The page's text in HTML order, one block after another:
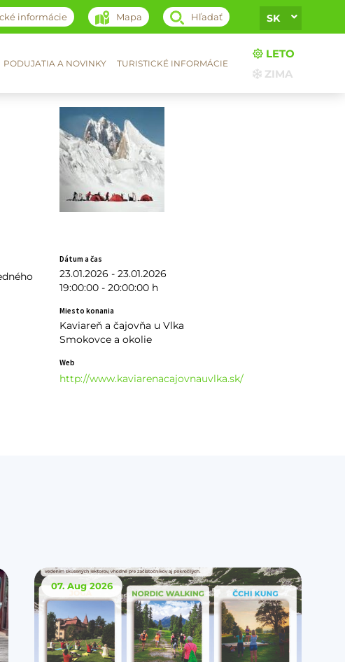
informácie Mapa Hľadať SK
PODUJATIA A NOVINKY TURISTICKÉ INFORMÁCIE
LETO
ZIMA
Dátum a čas
23.01.2026 - 23.01.2026
19:00:00 - 20:00:00 h
Miesto konania
Kaviareň a čajovňa u Vlka
Smokovce a okolie
Web
http://www.kaviarenacajovnauvlka.sk/
07. Aug2026